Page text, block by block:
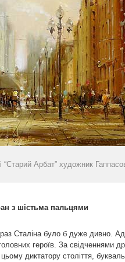
“Старий Арбат” художник
з шістьма пальцями
Сталіна було б дуже дивно.
героїв. За свідченнями
цьому диктатору століття,